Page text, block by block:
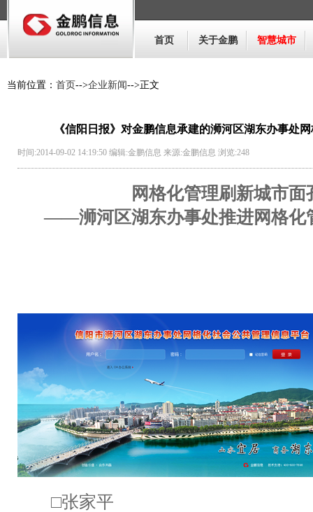
首页 关于金鹏 智慧城市
当前位置： 首页-->企业新闻-->正文
《信阳日报》对金鹏信息承建的浉河区湖东办事处
时间:2014-09-02 14:19:50 编辑:金鹏信息 来源:金鹏信息 浏览:248
网格化管理刷新城市面
——浉河区湖东办事处推进网格化
□张家平